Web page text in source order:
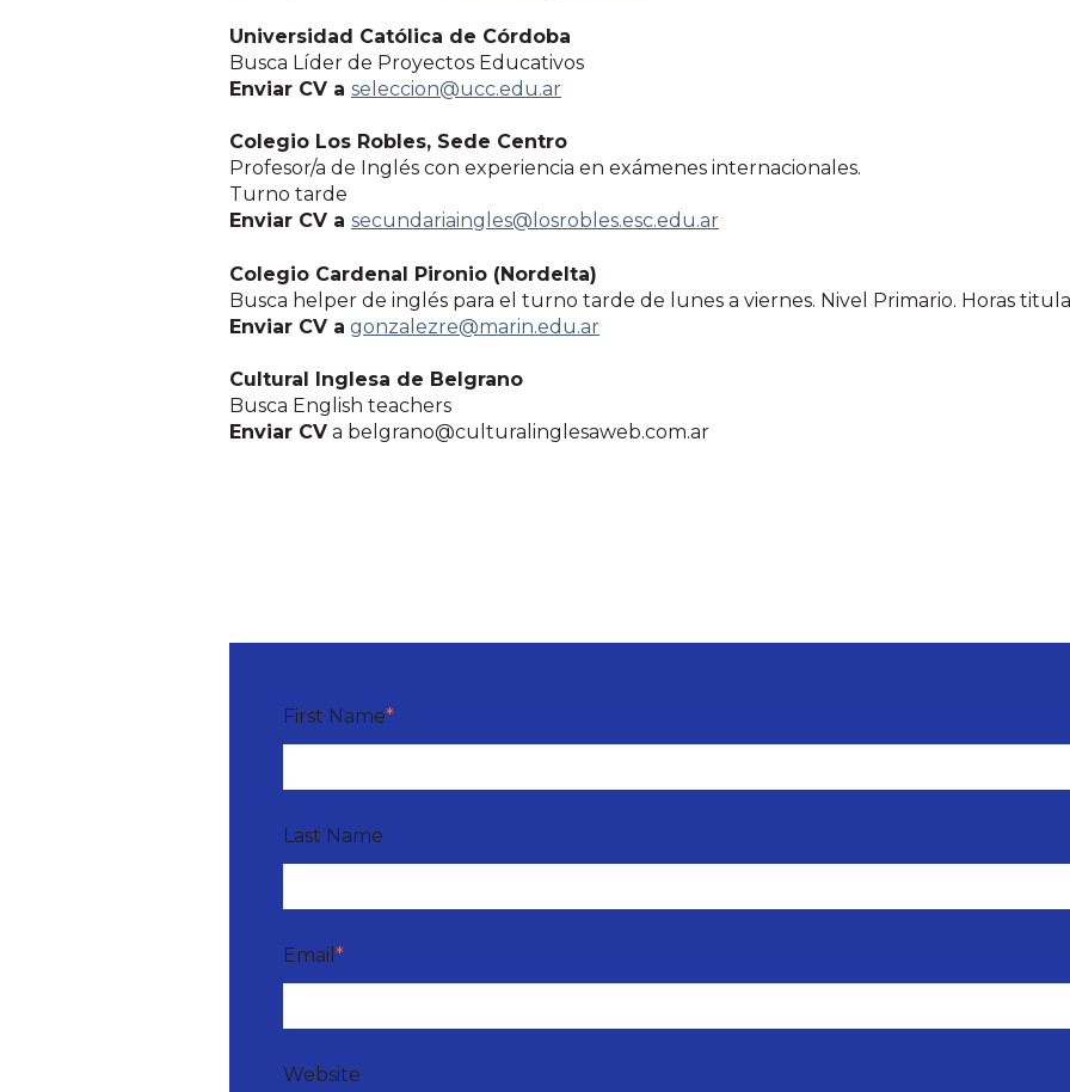
Universidad Católica de Córdoba
Busca Líder de Proyectos Educativos
Enviar CV a seleccion@ucc.edu.ar
Colegio Los Robles, Sede Centro
Profesor/a de Inglés con experiencia en exámenes internacionales.
Turno tarde
Enviar CV a secundariaingles@losrobles.esc.edu.ar
Colegio Cardenal Pironio (Nordelta)
Busca helper de inglés para el turno tarde de lunes a viernes. Nivel Primario. Horas
Enviar CV a gonzalezre@marin.edu.ar
Cultural Inglesa de Belgrano
Busca English teachers
Enviar CV a belgrano@culturalinglesaweb.com.ar
First Name*
Last Name
Email *
Website